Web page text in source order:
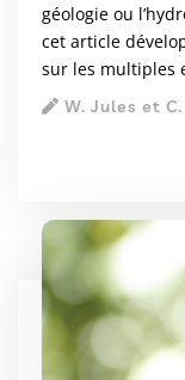
géologie ou
cet article
sur les multiples
W. Jules et